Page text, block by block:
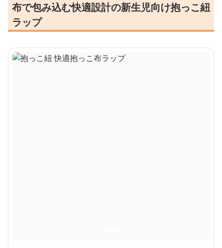
布で包み込む快適設計の新生児向け抱っこ紐
ラップ